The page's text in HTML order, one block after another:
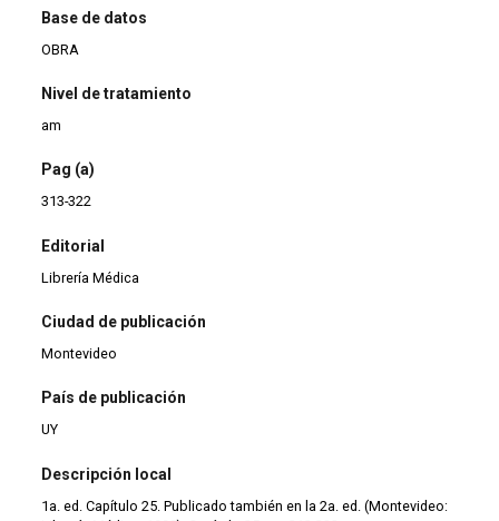
Base de datos
OBRA
Nivel de tratamiento
am
Pag (a)
313-322
Editorial
Librería Médica
Ciudad de publicación
Montevideo
País de publicación
UY
Descripción local
1a. ed. Capítulo 25. Publicado también en la 2a. ed. (Montevideo: